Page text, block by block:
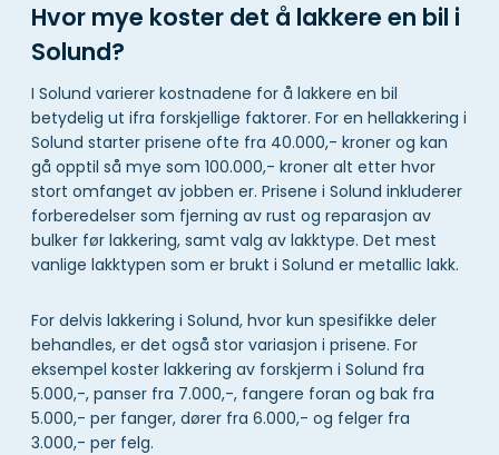
Hvor mye koster det å lakkere en bil i
Solund?
I Solund varierer kostnadene for å lakkere en bil
betydelig ut ifra forskjellige faktorer. For en hellakkering i
Solund starter prisene ofte fra 40.000,- kroner og kan
gå opptil så mye som 100.000,- kroner alt etter hvor
stort omfanget av jobben er. Prisene i Solund inkluderer
forberedelser som fjerning av rust og reparasjon av
bulker før lakkering, samt valg av lakktype. Det mest
vanlige lakktypen som er brukt i Solund er metallic lakk.
For delvis lakkering i Solund, hvor kun spesifikke deler
behandles, er det også stor variasjon i prisene. For
eksempel koster lakkering av forskjerm i Solund fra
5.000,-, panser fra 7.000,-, fangere foran og bak fra
5.000,- per fanger, dører fra 6.000,- og felger fra
3.000,- per felg.